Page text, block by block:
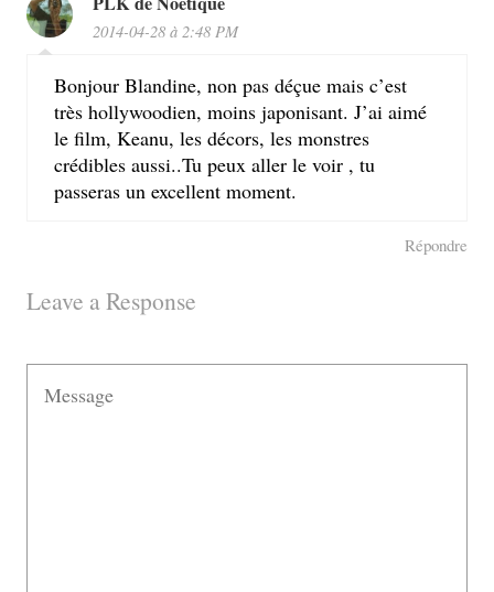
2014-04-28 à 2:48 PM
Bonjour Blandine, non pas déçue mais c’est
très hollywoodien, moins japonisant. J’ai aimé
le film, Keanu, les décors, les monstres
crédibles aussi..Tu peux aller le voir , tu
passeras un excellent moment.
Répondre
Leave a Response